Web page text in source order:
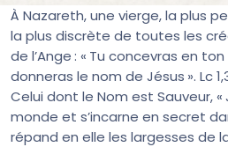
À Nazareth, une vierge, la plus
la plus discrète de toutes les
de l’Ange : « Tu concevras en
donneras le nom de Jésus ». Lc
Celui dont le Nom est Sauveur,
monde et s’incarne en secret
répand en elle les largesses de